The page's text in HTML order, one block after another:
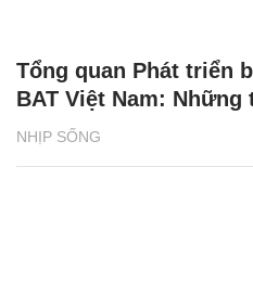
NHỊP SỐNG
Tổng quan Phát triển
BAT Việt Nam: